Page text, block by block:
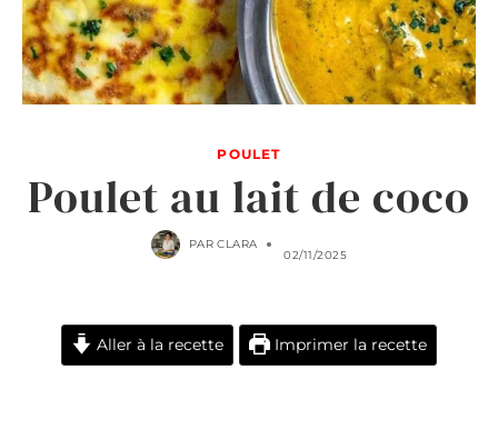
POULET
Poulet au lait de coco
PAR CLARA
02/11/2025
Aller à la recette Imprimer la recette